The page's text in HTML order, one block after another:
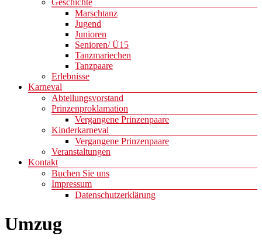
Geschichte
Marschtanz
Jugend
Junioren
Senioren/ Ü15
Tanzmariechen
Tanzpaare
Erlebnisse
Karneval
Abteilungsvorstand
Prinzenproklamation
Vergangene Prinzenpaare
Kinderkarneval
Vergangene Prinzenpaare
Veranstaltungen
Kontakt
Buchen Sie uns
Impressum
Datenschutzerklärung
Umzug